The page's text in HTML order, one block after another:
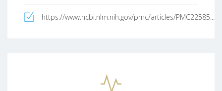
https://www.ncbi.nlm.nih.gov/pmc/articles/PMC22585...